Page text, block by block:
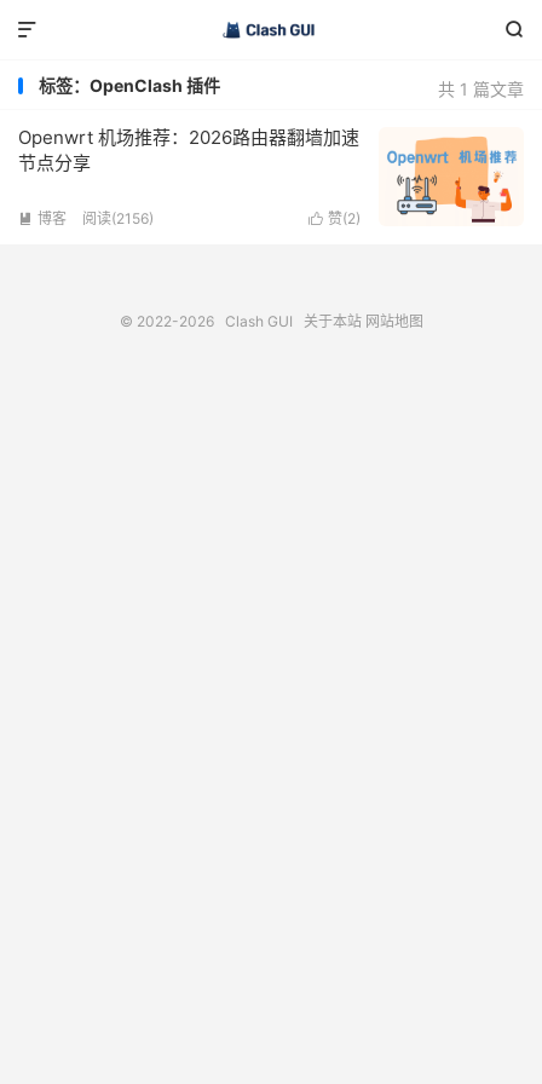


共 1 篇文章
标签：OpenClash 插件
Openwrt 机场推荐：2026路由器翻墙加速
节点分享
 赞(2)
 博客 阅读(2156)
© 2022-2026 Clash GUI 关于本站 网站地图